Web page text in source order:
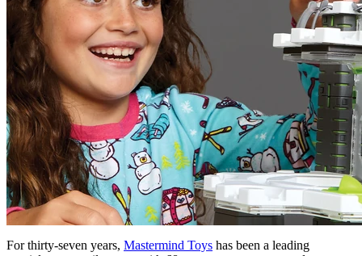
For thirty-seven years, Mastermind Toys has been a leading